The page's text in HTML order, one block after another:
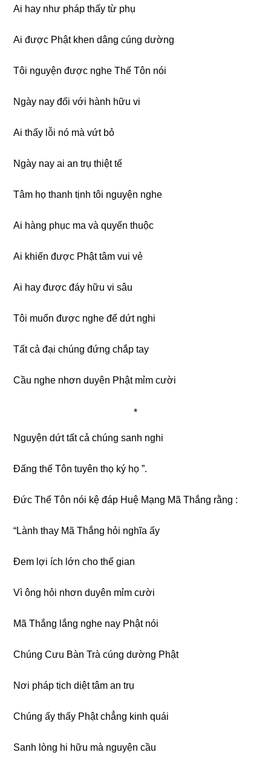
Ai hay như pháp thấy từ phụ
Ai được Phật khen dâng cúng dường
Tôi nguyện được nghe Thế Tôn nói
Ngày nay đối với hành hữu vi
Ai thấy lỗi nó mà vứt bỏ
Ngày nay ai an trụ thiệt tế
Tâm họ thanh tịnh tôi nguyện nghe
Ai hàng phục ma và quyến thuộc
Ai khiến được Phật tâm vui vẻ
Ai hay được đáy hữu vi sâu
Tôi muốn được nghe để dứt nghi
Tất cả đại chúng đứng chắp tay
Cầu nghe nhơn duyên Phật mỉm cười
*
Nguyện dứt tất cả chúng sanh nghi
Ðấng thế Tôn tuyên thọ ký họ ”.
Ðức Thế Tôn nói kệ đáp Huệ Mạng Mã Thắng rằng :
“Lành thay Mã Thắng hỏi nghĩa ấy
Ðem lợi ích lớn cho thế gian
Vì ông hỏi nhơn duyên mỉm cười
Mã Thắng lắng nghe nay Phật nói
Chúng Cưu Bàn Trà cúng dường Phật
Nơi pháp tịch diệt tâm an trụ
Chúng ấy thấy Phật chẳng kinh quái
Sanh lòng hi hữu mà nguyện cầu